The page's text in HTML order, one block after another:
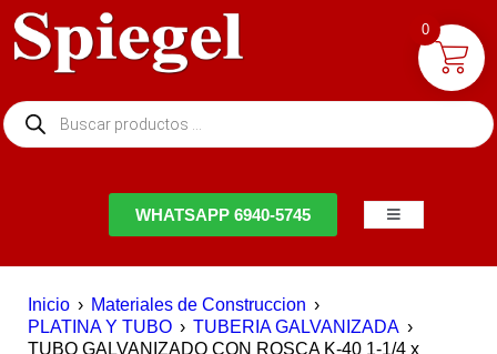
WHATSAPP 6940-5745
Inicio › Materiales de Construccion ›
PLATINA Y TUBO › TUBERIA GALVANIZADA ›
TUBO GALVANIZADO CON ROSCA K-40 1-1/4 x
0